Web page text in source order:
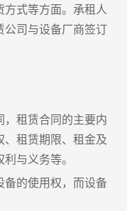
式等方面。承租人
公司与设备厂商签订
租赁合同的主要内
租赁期限、租金及
与义务等。
的使用权，而设备